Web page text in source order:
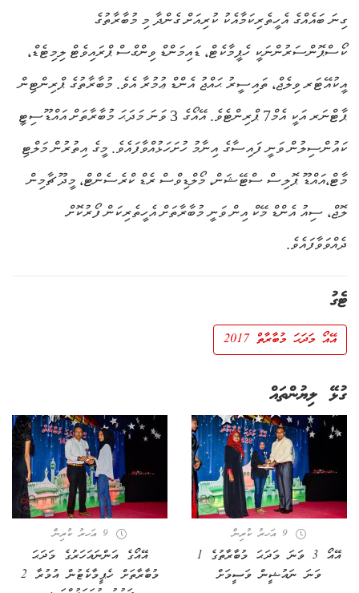
ގިނަ ބައެއްގެ އެހީތެރިކަމާއެކު ކުރިއަށް ގެންދާ މި މުބާރާތުގެ
ކޯސްޕޮންސަރުންނަކީ ހެޕީމާކެޓް، ޑައިމަންޑް ވިންގްސް ޕްރައިވެޓް ލިމިޓެޑް،
އީކުއޭޓަރ ވިލެޖް، ތައިސީރު ޙައްޖު އެންޑް ޢުމުރާ އެވެ. މުބާރާތުގެ ޕްރިންޓިން
ޕާޓްނަރ އަކީ އެމް7 ޕްރިންޓެވެ. އޭއޯގެ 3 ވަނަ މަދަޙަ މުބާރާތަށް އައްޑޫސިޓީ
ކައުންސިލުން ވަނީ ފައިސާގެ އިނާމު ހުށަހަޅުއްވާފައެވެ. މީގެ އިތުރުން މަލްޓި
މާޓް،އައްޑޫ ޕޮލިސް ސްޓޭޝަން، މޯލްޑިވްސް ރެޑް ކްރެސެންޓް، މީދޫ ޗާމިން
ލޮޖް، ސިއު އެންޑް މޭކް އިން ވަނީ މުބާރާތަށް އެހީތެރިކަން ފޯރުކޮށް
ދެއްވަވާފައެވެ.
ޓެގު
އޭއޯ މަދަޙަ މުބާރާތް 2017
ގުޅޭ ލިޔުންތައް
9 އަހރު ކުރިން
އޭއޯ 3 ވަނަ މަދަޙަ މުބާރާތުގެ 1
ވަނަ ނައުޝީން ވަސީމަށް
9 އަހރު ކުރިން
އޭއޯގެ އަންނައަހަރުގެ މަދަޙަ
މުބާރާތަށް ހެޕީމާކެޓުން އުމުރާ 2